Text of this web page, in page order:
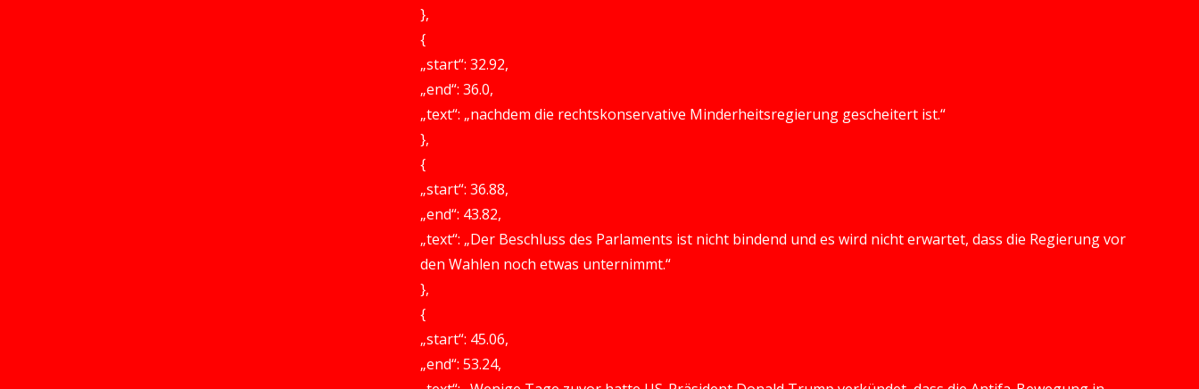
},
{
„start“: 32.92,
„end“: 36.0,
„text“: „nachdem die rechtskonservative Minderheitsregierung gescheitert ist.“
},
{
„start“: 36.88,
„end“: 43.82,
„text“: „Der Beschluss des Parlaments ist nicht bindend und es wird nicht erwartet, dass die Regierung vor
den Wahlen noch etwas unternimmt.“
},
{
„start“: 45.06,
„end“: 53.24,